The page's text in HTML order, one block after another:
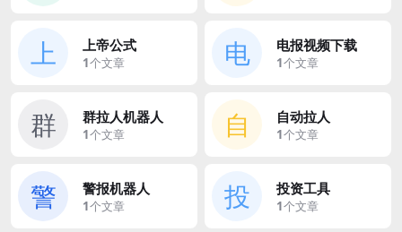
上 上帝公式
1个文章 电 电报视频下载
1个文章
群 群拉人机器人
1个文章 自 自动拉人
1个文章
警 警报机器人
1个文章 投 投资工具
1个文章